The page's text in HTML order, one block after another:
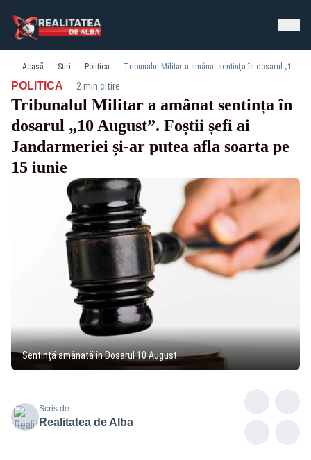
Acasă Știri Politica Tribunalul Militar a amânat sentința în dosarul „10 August”. Foștii șefi ai Jandarmeriei și-ar putea afla soarta pe 15 iunie
POLITICA· 2 min citire
Tribunalul Militar a amânat sentința în
dosarul „10 August”. Foștii șefi ai
Jandarmeriei și-ar putea afla soarta pe
15 iunie
Sentință amânată în Dosarul 10 August
Scris de
Realitatea de Alba